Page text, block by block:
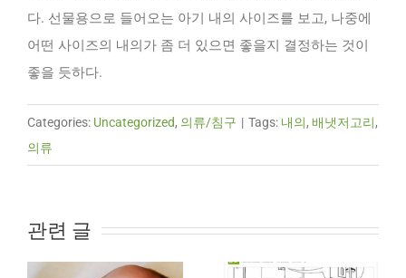
다. 선물용으로 들어오는 아기 내의 사이즈를 보고, 나중에
어떤 사이즈의 내의가 좀 더 있으면 좋을지 결정하는 것이
좋을 듯하다.
Categories: Uncategorized, 의류/침구 | Tags: 내의, 배냇저고리,
의류
관련 글